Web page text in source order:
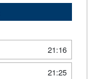
21:16
21:25